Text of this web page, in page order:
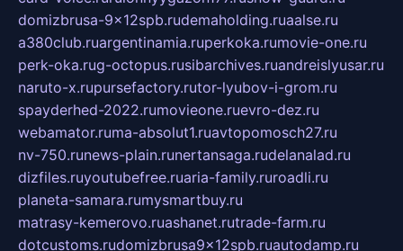
domizbrusa-9x12spb.rudemaholding.ruaalse.ru
a380club.ruargentinamia.ruperkoka.rumovie-one.ru
perk-oka.rug-octopus.rusibarchives.ruandreislyusar.ru
naruto-x.rupursefactory.rutor-lyubov-i-grom.ru
spayderhed-2022.rumovieone.ruevro-dez.ru
webamator.ruma-absolut1.ruavtopomosch27.ru
nv-750.runews-plain.runertansaga.rudelanalad.ru
dizfiles.ruyoutubefree.ruaria-family.ruroadli.ru
planeta-samara.rumysmartbuy.ru
matrasy-kemerovo.ruashanet.rutrade-farm.ru
dotcustoms.rudomizbrusa9x12spb.ruautodamp.ru